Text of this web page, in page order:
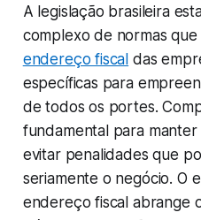
A legislação brasileira
complexo de normas
endereço fiscal das
específicas para
de todos os portes.
fundamental para
evitar penalidades que
seriamente o negócio. O
endereço fiscal abrange